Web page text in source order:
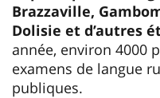
Brazzaville,
Dolisie et d’autres
année, environ 4000
examens de langue
publiques.